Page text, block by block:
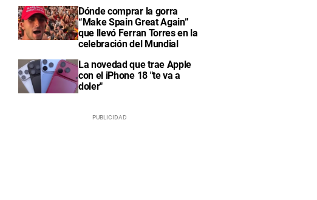
Dónde comprar la gorra
“Make Spain Great Again”
que llevó Ferran Torres en la
celebración del Mundial
La novedad que trae Apple
con el iPhone 18 "te va a
doler"